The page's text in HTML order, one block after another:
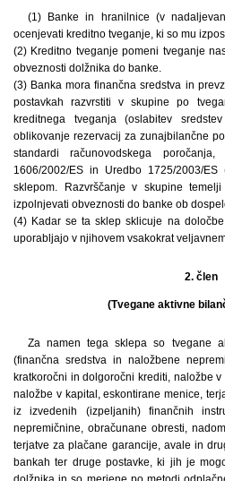
(1) Banke in hranilnice (v
ocenjevati kreditno tveganje, ki so mu
(2) Kreditno tveganje pomeni tveganje
obveznosti dolžnika do banke.
(3) Banka mora finančna sredstva in
postavkah razvrstiti v skupine po
kreditnega tveganja (oslabitev
oblikovanje rezervacij za zunajbilančne
standardi računovodskega
1606/2002/ES in Uredbo 1725/2003/
sklepom. Razvrščanje v skupine
izpolnjevati obveznosti do banke ob
(4) Kadar se ta sklep sklicuje na
uporabljajo v njihovem vsakokrat
2. člen
(Tvegane aktivne
Za namen tega sklepa so tvegane
(finančna sredstva in naložbene
kratkoročni in dolgoročni krediti, naložbe
naložbe v kapital, eskontirane menice,
iz izvedenih (izpeljanih) finančnih
nepremičnine, obračunane obresti,
terjatve za plačane garancije, avale in
bankah ter druge postavke, ki jih je